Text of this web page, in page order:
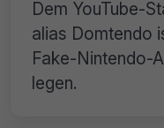
Dem YouTube-
alias Domtendo
Fake-Nintendo-
legen.